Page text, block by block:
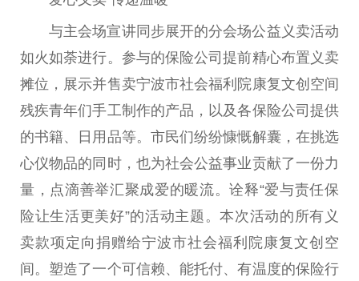
与主会场宣讲同步展开的分会场公益义卖活动
如火如荼进行。参与的保险公司提前精心布置义卖
摊位，展示并售卖宁波市社会福利院康复文创空间
残疾青年们手工制作的产品，以及各保险公司提供
的书籍、日用品等。市民们纷纷慷慨解囊，在挑选
心仪物品的同时，也为社会公益事业贡献了一份力
量，点滴善举汇聚成爱的暖流。诠释“爱与责任保
险让生活更美好”的活动主题。本次活动的所有义
卖款项定向捐赠给宁波市社会福利院康复文创空
间。塑造了一个可信赖、能托付、有温度的保险行